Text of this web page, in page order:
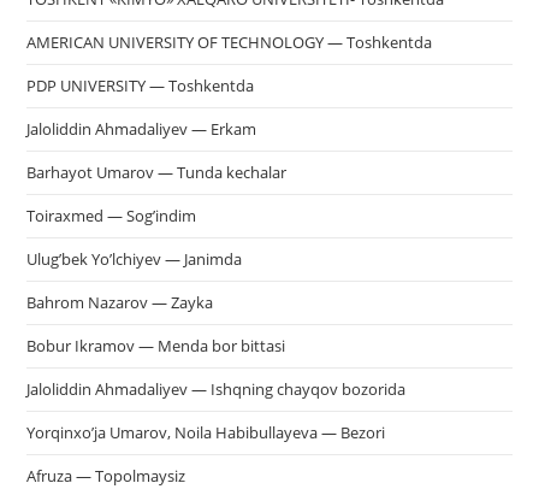
AMERICAN UNIVERSITY OF TECHNOLOGY — Toshkentda
PDP UNIVERSITY — Toshkentda
Jaloliddin Ahmadaliyev — Erkam
Barhayot Umarov — Tunda kechalar
Toiraxmed — Sog’indim
Ulug’bek Yo’lchiyev — Janimda
Bahrom Nazarov — Zayka
Bobur Ikramov — Menda bor bittasi
Jaloliddin Ahmadaliyev — Ishqning chayqov bozorida
Yorqinxo’ja Umarov, Noila Habibullayeva — Bezori
Afruza — Topolmaysiz